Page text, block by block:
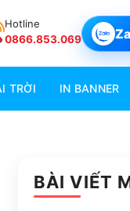
Hotline
0866.853.069
TRỜI IN BANNER
BÀI VIẾT